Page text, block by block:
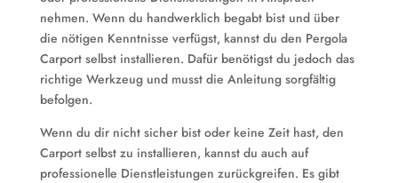
nehmen. Wenn du handwerklich begabt bist und über
die nötigen Kenntnisse verfügst, kannst du den Pergola
Carport selbst installieren. Dafür benötigst du jedoch das
richtige Werkzeug und musst die Anleitung sorgfältig
befolgen.
Wenn du dir nicht sicher bist oder keine Zeit hast, den
Carport selbst zu installieren, kannst du auch auf
professionelle Dienstleistungen zurückgreifen. Es gibt